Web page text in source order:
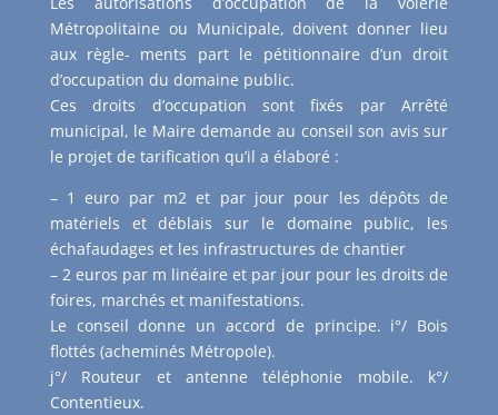
Métropolitaine ou Municipale, doivent donner lieu
aux règle- ments part le pétitionnaire d’un droit
d’occupation du domaine public.
Ces droits d’occupation sont fixés par Arrêté
municipal, le Maire demande au conseil son avis sur
le projet de tarification qu’il a élaboré :
– 1 euro par m2 et par jour pour les dépôts de
matériels et déblais sur le domaine public, les
échafaudages et les infrastructures de chantier
– 2 euros par m linéaire et par jour pour les droits de
foires, marchés et manifestations.
Le conseil donne un accord de principe. i°/ Bois
flottés (acheminés Métropole).
j°/ Routeur et antenne téléphonie mobile. k°/
Contentieux.